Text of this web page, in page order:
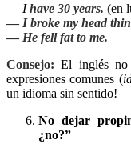
— Ihave 30 years. (en
— I broke my head
— He fell fat to me.
Consejo: El inglés no
expresiones comunes (
un idioma sin sentido!
No dejar
¿no?”